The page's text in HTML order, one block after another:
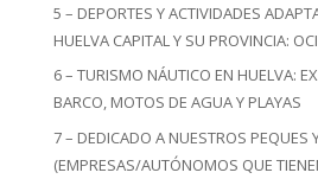
5 – DEPORTES Y ACTIVIDADES
HUELVA CAPITAL Y SU PROVINCIA:
6 – TURISMO NÁUTICO EN HUELVA:
BARCO, MOTOS DE AGUA Y PLAYAS
7 – DEDICADO A NUESTROS PEQUES
(EMPRESAS/AUTÓNOMOS QUE